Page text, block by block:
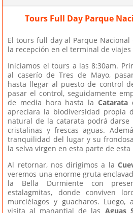
Tours Full Day Parque
El tours full day al Parque
la recepción en el terminal de viajes
Iniciamos el tours a las 8:30am.
al caserío de Tres de Mayo,
hasta llegar al puesto de control
pasar el control, seguidamente
de media hora hasta la Catarata
apreciara la biodiversidad propia
natural de la catarata podrá darse
cristalinas y frescas aguas.
tranquilidad del lugar y su
la selva virgen en esta parte de
Al retornar, nos dirigimos a la
veremos una enorme gruta
la Bella Durmiente con
estalagmitas, donde conviven
murciélagos y guacharos. Luego,
visita al manantial de las Aguas